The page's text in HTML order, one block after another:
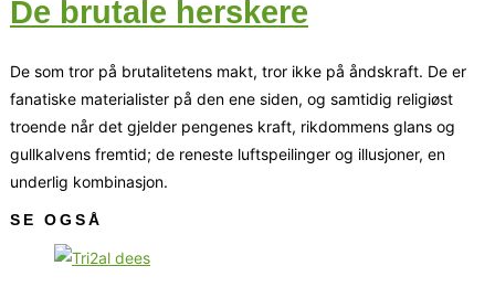
De brutale herskere
De som tror på brutalitetens makt, tror ikke på åndskraft. De er
fanatiske materialister på den ene siden, og samtidig religiøst
troende når det gjelder pengenes kraft, rikdommens glans og
gullkalvens fremtid; de reneste luftspeilinger og illusjoner, en
underlig kombinasjon.
SE OGSÅ